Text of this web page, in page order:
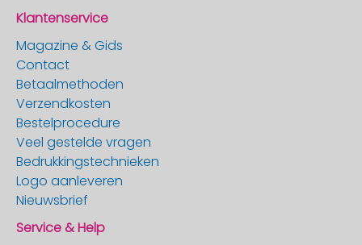
Klantenservice
Magazine & Gids
Contact
Betaalmethoden
Verzendkosten
Bestelprocedure
Veel gestelde vragen
Bedrukkingstechnieken
Logo aanleveren
Nieuwsbrief
Service & Help